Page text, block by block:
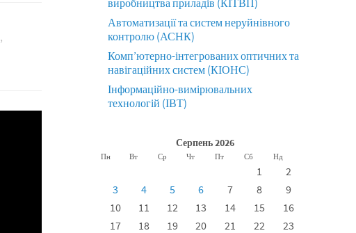
,
Автоматизації та систем неруйнівного
контролю (АСНК)
Комп’ютерно-інтегрованих оптичних та
навігаційних систем (КІОНС)
Інформаційно-вимірювальних
технологій (ІВТ)
Серпень 2026
Пн Вт Ср Чт Пт Сб Нд
1
2
3
4 5 6 7 8
9
10
11 12 13 14 15
16
17
18 19 20 21 22
23